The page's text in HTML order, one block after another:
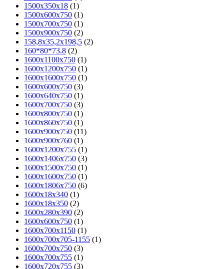
1500х350х18 (1)
1500х600х750 (1)
1500х700х750 (1)
1500х900х750 (2)
158,8х35,2х198,5 (2)
160*80*73.8 (2)
1600x1100x750 (1)
1600x1200x750 (1)
1600x1600x750 (1)
1600x600x750 (3)
1600x640x750 (1)
1600x700x750 (3)
1600x800x750 (1)
1600x860x750 (1)
1600x900x750 (11)
1600x900x760 (1)
1600х1200х755 (1)
1600х1406х750 (3)
1600х1500х750 (1)
1600х1600х750 (1)
1600х1806х750 (6)
1600х18х340 (1)
1600х18х350 (2)
1600х280х390 (2)
1600х600х750 (1)
1600х700х1150 (1)
1600х700х705-1155 (1)
1600х700х750 (3)
1600х700х755 (1)
1600х720х755 (3)